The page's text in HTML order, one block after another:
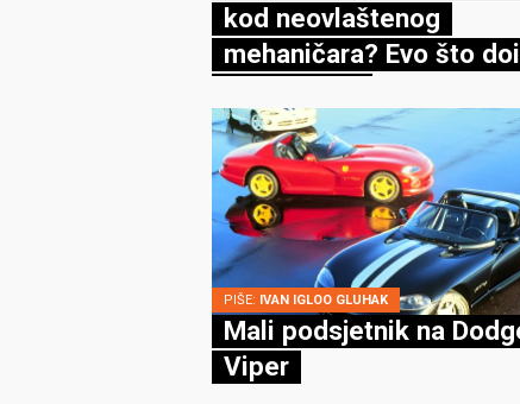
kod neovlaštenog
mehaničara? Evo što
PIŠE: IVAN IGLOO GLUHAK
Mali podsjetnik na
Viper